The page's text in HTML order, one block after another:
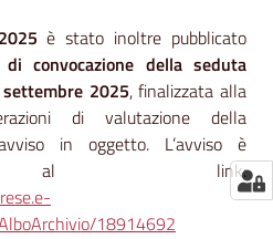
è stato inoltre pubblicato
di convocazione della seduta
2025, finalizzata alla
di valutazione della
in oggetto. L’avviso è
al link:
18914692